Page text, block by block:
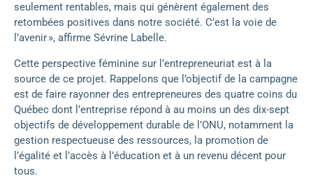
seulement rentables, mais qui génèrent également des
retombées positives dans notre société. C’est la voie de
l’avenir », affirme Sévrine Labelle.
Cette perspective féminine sur l’entrepreneuriat est à la
source de ce projet. Rappelons que l’objectif de la campagne
est de faire rayonner des entrepreneures des quatre coins du
Québec dont l’entreprise répond à au moins un des dix-sept
objectifs de développement durable de l’ONU, notamment la
gestion respectueuse des ressources, la promotion de
l’égalité et l’accès à l’éducation et à un revenu décent pour
tous.